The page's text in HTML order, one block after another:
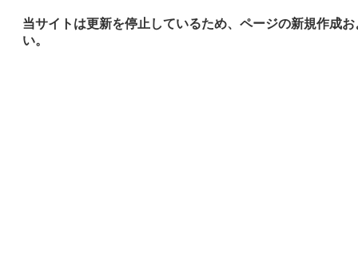
当サイトは更新を停止しているため、ページの新規作成
い。